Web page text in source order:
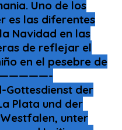
Uno de los
es las diferentes
Navidad en las
de reflejar el
en el pesebre de
Gottesdienst der
Plata und der
unter